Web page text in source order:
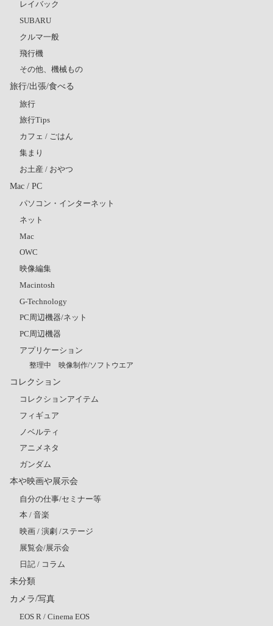
レイバック
SUBARU
クルマ一般
飛行機
その他、機械もの
旅行/出張/食べる
旅行
旅行Tips
カフェ / ごはん
集まり
お土産 / おやつ
Mac / PC
パソコン・インターネット
ネット
Mac
OWC
映像編集
Macintosh
G-Technology
PC周辺機器/ネット
PC周辺機器
アプリケーション
整理中 映像制作/ソフトウエア
コレクション
コレクションアイテム
フィギュア
ノベルティ
アニメネタ
ガンダム
本や映画や展示会
自分の仕事/セミナー等
本 / 音楽
映画 / 演劇 /ステージ
展覧会/展示会
日記 / コラム
未分類
カメラ/写真
EOS R / Cinema EOS